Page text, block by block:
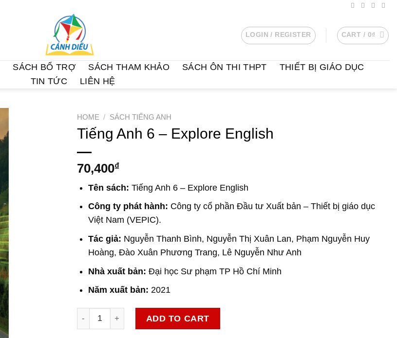
LOGIN / REGISTER CART / 0₫
SÁCH BỔ TRỢ SÁCH THAM KHẢO SÁCH ÔN THI THPT
THIẾT BỊ GIÁO DỤC
TIN TỨC
LIÊN HỆ
HOME / SÁCH TIẾNG ANH
Tiếng Anh 6 – Explore English
70,400₫
Tên sách: Tiếng Anh 6 – Explore English
Công ty phát hành: Công ty cổ phần Đầu tư Xuất bản – Thiết bị giáo dục
Việt Nam (VEPIC).
Tác giả: Nguyễn Thanh Bình, Nguyễn Thị Xuân Lan, Phạm Nguyễn Huy
Hoàng, Đào Xuân Phương Trang, Lê Nguyễn Như Anh
Nhà xuất bản: Đại học Sư phạm TP Hồ Chí Minh
Năm xuất bản: 2021
Tiếng Anh 6 - Explore English quantity
ADD TO CART